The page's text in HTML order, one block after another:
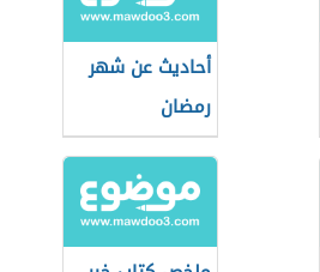
أحاديث عن شهر
رمضان